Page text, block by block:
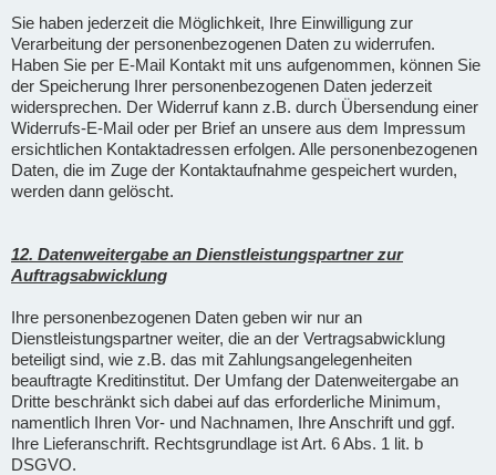
Sie haben jederzeit die Möglichkeit, Ihre Einwilligung zur
Verarbeitung der personenbezogenen Daten zu widerrufen.
Haben Sie per E-Mail Kontakt mit uns aufgenommen, können Sie
der Speicherung Ihrer personenbezogenen Daten jederzeit
widersprechen. Der Widerruf kann z.B. durch Übersendung einer
Widerrufs-E-Mail oder per Brief an unsere aus dem Impressum
ersichtlichen Kontaktadressen erfolgen. Alle personenbezogenen
Daten, die im Zuge der Kontaktaufnahme gespeichert wurden,
werden dann gelöscht.
12. Datenweitergabe an Dienstleistungspartner zur
Auftragsabwicklung
Ihre personenbezogenen Daten geben wir nur an
Dienstleistungspartner weiter, die an der Vertragsabwicklung
beteiligt sind, wie z.B. das mit Zahlungsangelegenheiten
beauftragte Kreditinstitut. Der Umfang der Datenweitergabe an
Dritte beschränkt sich dabei auf das erforderliche Minimum,
namentlich Ihren Vor- und Nachnamen, Ihre Anschrift und ggf.
Ihre Lieferanschrift. Rechtsgrundlage ist Art. 6 Abs. 1 lit. b
DSGVO.